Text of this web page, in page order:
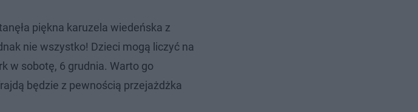
piękna karuzela wiedeńska z
nie wszystko! Dzieci mogą liczyć na
w sobotę, 6 grudnia. Warto go
będzie z pewnością przejażdżka